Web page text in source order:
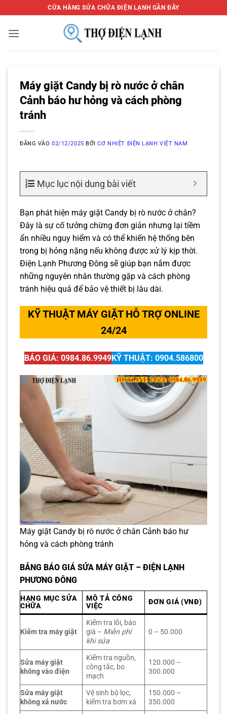
qua
nội
CỬA HÀNG SỬA CHỮA ĐIỆN LẠNH GẦN ĐÂY
Máy giặt Candy bị rò nước ở chân
Cảnh báo hư hỏng và cách phòng
tránh
ĐĂNG VÀO02/12/2025 BỞICƠ NHIỆT ĐIỆN LẠNH VIỆT NAM
Mục lục nội dung bài viết
Bạn phát hiện máy giặt Candy bị rò nước ở chân?
Đây là sự cố tưởng chừng đơn giản nhưng lại tiềm
ẩn nhiều nguy hiểm và có thể khiến hệ thống bên
trong bị hỏng nặng nếu không được xử lý kịp thời.
Điện Lạnh Phương Đông sẽ giúp bạn nắm được
những nguyên nhân thường gặp và cách phòng
tránh hiệu quả để bảo vệ thiết bị lâu dài.
KỸ THUẬT MÁY GIẶT HỖ TRỢ ONLINE
24/24
BÁO GIÁ: 0984.86.9949KỸ THUẬT: 0904.586800
Máy giặt Candy bị rò nước ở chân Cảnh báo hư
hỏng và cách phòng tránh
BẢNG BÁO GIÁ SỬA MÁY GIẶT – ĐIỆN LẠNH
PHƯƠNG ĐÔNG
HẠNG MỤC SỬA
CHỮA
MÔ TẢ CÔNG
VIỆC
ĐƠN GIÁ (VNĐ)
Kiểm tra máy giặt
Kiểm tra lỗi, báo
giá – Miễn phí
khi sửa
0 – 50.000
Sửa máy giặt
không vào điện
Kiểm tra nguồn,
công tắc, bo
mạch
120.000 –
300.000
Sửa máy giặt
không xả nước
Vệ sinh bộ lọc,
kiểm tra bơm xả
150.000 –
350.000